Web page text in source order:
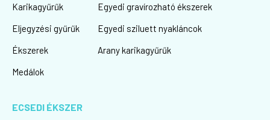
Karikagyűrűk
Eljegyzési gyűrűk
Ékszerek
Medálok
Egyedi gravírozható ékszerek
Egyedi sziluett nyakláncok
Arany karikagyűrűk
ECSEDI ÉKSZER